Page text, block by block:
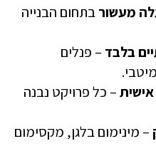
מעשורבתחום הבנייה
בלבד – פנלים
– כל פרויקט נבנה
– מינימום בלגן, מקסימום